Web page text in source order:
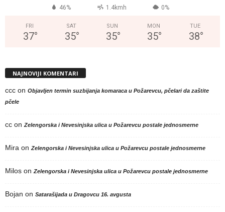
46% 1.4kmh 0%
FRI
37°
SAT
35°
SUN
35°
MON
35°
TUE
38°
NAJNOVIJI KOMENTARI
ccc on Objavljen termin suzbijanja komaraca u Požarevcu, pčelari da zaštite
pčele
cc on Zelengorska i Nevesinjska ulica u Požarevcu postale jednosmerne
Mira on Zelengorska i Nevesinjska ulica u Požarevcu postale jednosmerne
Milos on Zelengorska i Nevesinjska ulica u Požarevcu postale jednosmerne
Bojan on Satarašijada u Dragovcu 16. avgusta